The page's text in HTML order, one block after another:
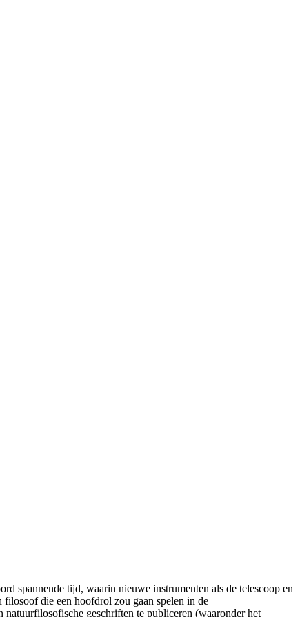
spannende tijd, waarin nieuwe instrumenten als de telescoop en
die een hoofdrol zou gaan spelen in de
geschriften te publiceren (waaronder het